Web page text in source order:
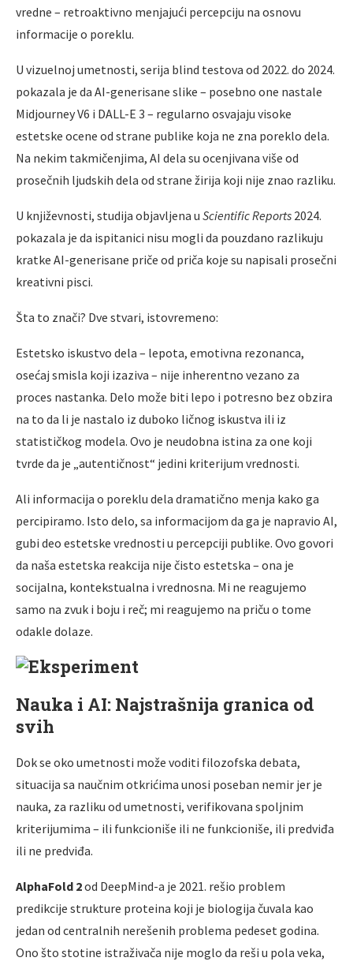
vredne – retroaktivno menjajući percepciju na osnovu
informacije o poreklu.
U vizuelnoj umetnosti, serija blind testova od 2022. do 2024.
pokazala je da AI-generisane slike – posebno one nastale
Midjourney V6 i DALL-E 3 – regularno osvajaju visoke
estetske ocene od strane publike koja ne zna poreklo dela.
Na nekim takmičenjima, AI dela su ocenjivana više od
prosečnih ljudskih dela od strane žirija koji nije znao razliku.
U književnosti, studija objavljena u Scientific Reports 2024.
pokazala je da ispitanici nisu mogli da pouzdano razlikuju
kratke AI-generisane priče od priča koje su napisali prosečni
kreativni pisci.
Šta to znači? Dve stvari, istovremeno:
Estetsko iskustvo dela – lepota, emotivna rezonanca,
osećaj smisla koji izaziva – nije inherentno vezano za
proces nastanka. Delo može biti lepo i potresno bez obzira
na to da li je nastalo iz duboko ličnog iskustva ili iz
statističkog modela. Ovo je neudobna istina za one koji
tvrde da je „autentičnost“ jedini kriterijum vrednosti.
Ali informacija o poreklu dela dramatično menja kako ga
percipiramo. Isto delo, sa informacijom da ga je napravio AI,
gubi deo estetske vrednosti u percepciji publike. Ovo govori
da naša estetska reakcija nije čisto estetska – ona je
socijalna, kontekstualna i vrednosna. Mi ne reagujemo
samo na zvuk i boju i reč; mi reagujemo na priču o tome
odakle dolaze.
Nauka i AI: Najstrašnija granica od
svih
Dok se oko umetnosti može voditi filozofska debata,
situacija sa naučnim otkrićima unosi poseban nemir jer je
nauka, za razliku od umetnosti, verifikovana spoljnim
kriterijumima – ili funkcioniše ili ne funkcioniše, ili predviđa
ili ne predviđa.
AlphaFold 2od DeepMind-a je 2021. rešio problem
predikcije strukture proteina koji je biologija čuvala kao
jedan od centralnih nerešenih problema pedeset godina.
Ono što stotine istraživača nije moglo da reši u pola veka,